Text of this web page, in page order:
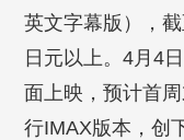
英文字幕版），
日元以上。4月4
面上映，预计首
行IMAX版本，创